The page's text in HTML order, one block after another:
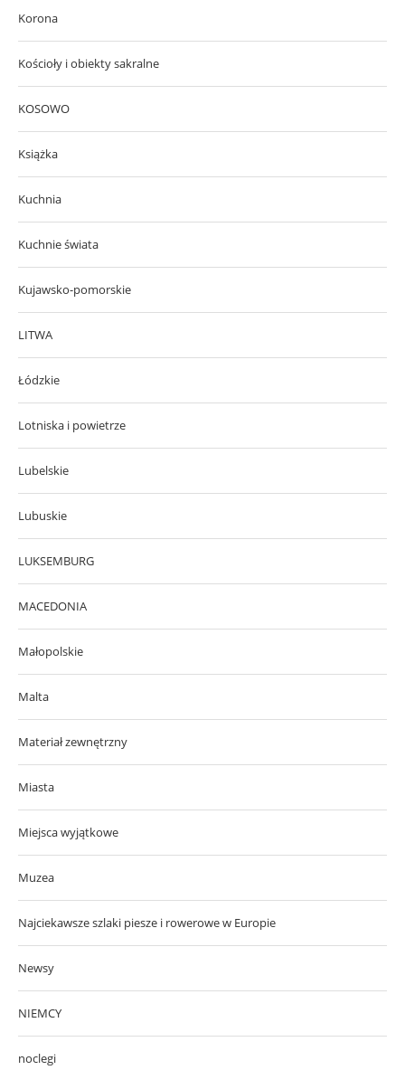
Korona
Kościoły i obiekty sakralne
KOSOWO
Książka
Kuchnia
Kuchnie świata
Kujawsko-pomorskie
LITWA
Łódzkie
Lotniska i powietrze
Lubelskie
Lubuskie
LUKSEMBURG
MACEDONIA
Małopolskie
Malta
Materiał zewnętrzny
Miasta
Miejsca wyjątkowe
Muzea
Najciekawsze szlaki piesze i rowerowe w Europie
Newsy
NIEMCY
noclegi